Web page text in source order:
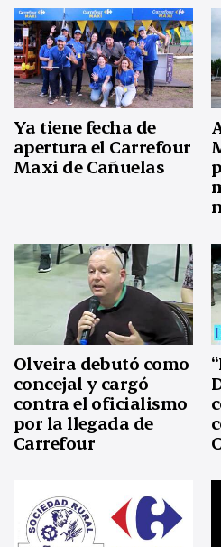
Ya tiene fecha de
apertura el Carrefour
Maxi de Cañuelas
Olveira debutó como
concejal y cargó
contra el oficialismo
por la llegada de
Carrefour